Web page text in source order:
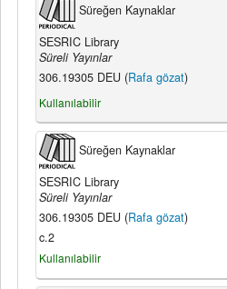
Süreğen Kaynaklar
SESRIC Library
Süreli Yayınlar
306.19305 DEU (Rafa gözat)
Kullanılabilir
Süreğen Kaynaklar
SESRIC Library
Süreli Yayınlar
306.19305 DEU (Rafa gözat)
c.2
Kullanılabilir